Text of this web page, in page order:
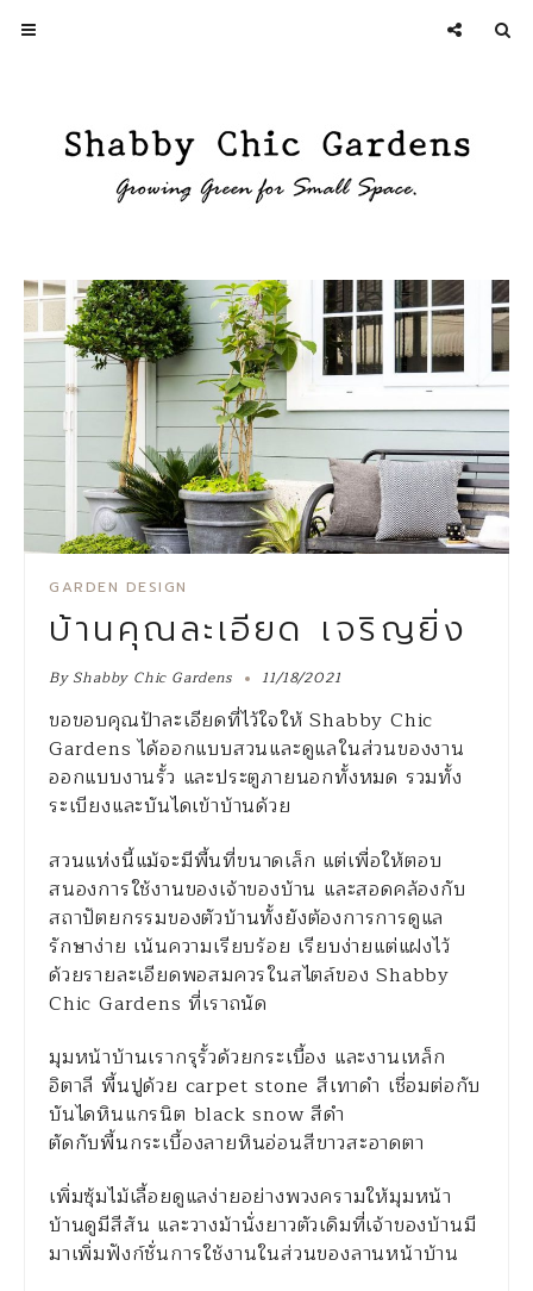
GARDEN DESIGN
บ้านคุณละเอียด เจริญยิ่ง
By Shabby Chic Gardens 11/18/2021
ขอขอบคุณป้าละเอียดที่ไว้ใจให้ Shabby Chic
Gardens ได้ออกแบบสวนและดูแลในส่วนของงาน
ออกแบบงานรั้ว และประตูภายนอกทั้งหมด รวมทั้ง
ระเบียงและบันไดเข้าบ้านด้วย
สวนแห่งนี้แม้จะมีพื้นที่ขนาดเล็ก แต่เพื่อให้ตอบ
สนองการใช้งานของเจ้าของบ้าน และสอดคล้องกับ
สถาปัตยกรรมของตัวบ้านทั้งยังต้องการการดูแล
รักษาง่าย เน้นความเรียบร้อย เรียบง่ายแต่แฝงไว้
ด้วยรายละเอียดพอสมควรในสไตล์ของ Shabby
Chic Gardens ที่เราถนัด
มุมหน้าบ้านเรากรุรั้วด้วยกระเบื้อง และงานเหล็ก
อิตาลี พื้นปูด้วย carpet stone สีเทาดำ เชื่อมต่อกับ
บันไดหินแกรนิต black snow สีดำ
ตัดกับพื้นกระเบื้องลายหินอ่อนสีขาวสะอาดตา
เพิ่มซุ้มไม้เลื้อยดูแลง่ายอย่างพวงครามให้มุมหน้า
บ้านดูมีสีสัน และวางม้านั่งยาวตัวเดิมที่เจ้าของบ้านมี
มาเพิ่มฟังก์ชั่นการใช้งานในส่วนของลานหน้าบ้าน